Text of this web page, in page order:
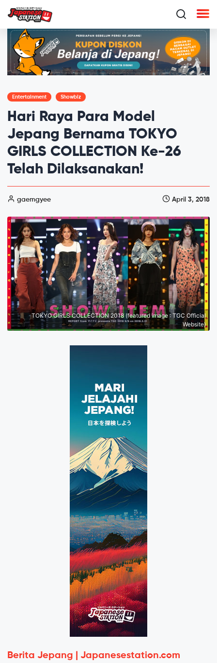
Entertainment Showbiz
Hari Raya Para Model
Jepang Bernama TOKYO
GIRLS COLLECTION Ke-26
Telah Dilaksanakan!
gaemgyee April 3, 2018
TOKYO GIRLS COLLECTION 2018 (featured image : TGC Official
Website)
Berita Jepang | Japanesestation.com